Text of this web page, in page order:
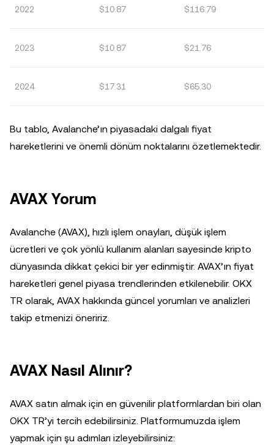
2022 $10.87 $116.79
2023 $10.87 $21.76
2024 $17.31 $65.30
Bu tablo, Avalanche’ın piyasadaki dalgalı fiyat
hareketlerini ve önemli dönüm noktalarını özetlemektedir.
AVAX Yorum
Avalanche (AVAX), hızlı işlem onayları, düşük işlem
ücretleri ve çok yönlü kullanım alanları sayesinde kripto
dünyasında dikkat çekici bir yer edinmiştir. AVAX’ın fiyat
hareketleri genel piyasa trendlerinden etkilenebilir. OKX
TR olarak, AVAX hakkında güncel yorumları ve analizleri
takip etmenizi öneririz.
AVAX Nasıl Alınır?
AVAX satın almak için en güvenilir platformlardan biri olan
OKX TR’yi tercih edebilirsiniz. Platformumuzda işlem
yapmak için şu adımları izleyebilirsiniz: